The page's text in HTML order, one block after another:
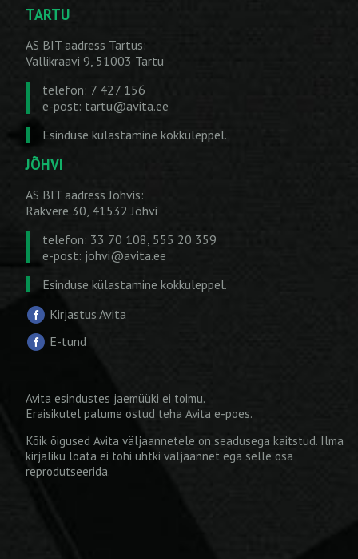
TARTU
AS BIT aadress Tartus:
Vallikraavi 9, 51003 Tartu
telefon: 7 427 156
e-post: tartu@avita.ee
Esinduse külastamine kokkuleppel.
JÕHVI
AS BIT aadress Jõhvis:
Rakvere 30, 41532 Jõhvi
telefon: 33 70 108, 555 20 359
e-post: johvi@avita.ee
Esinduse külastamine kokkuleppel.
Kirjastus Avita
E-tund
Avita esindustes jaemüüki ei toimu.
Eraisikutel palume ostud teha Avita e-poes.
Kõik õigused Avita väljaannetele on seadusega kaitstud. Ilma
kirjaliku loata ei tohi ühtki väljaannet ega selle osa
reprodutseerida.